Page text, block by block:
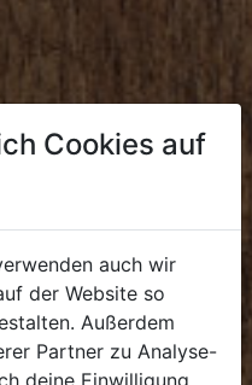
Cookies auf
auch wir
der Website so
Außerdem
Partner zu Analyse-
deine Einwilligung